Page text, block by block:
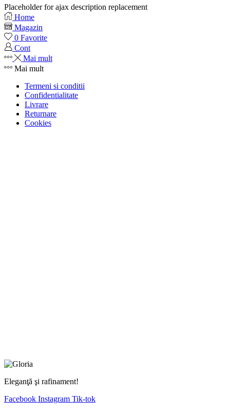
Placeholder for ajax description replacement
Home
Magazin
0 Favorite
Cont
Mai mult
Mai mult
Termeni si conditii
Confidentialitate
Livrare
Returnare
Cookies
Eleganţă şi rafinament!
Facebook Instagram Tik-tok